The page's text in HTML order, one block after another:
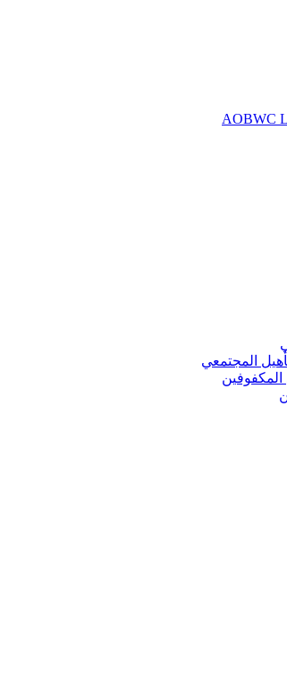
المجتمعي
المكفوفين